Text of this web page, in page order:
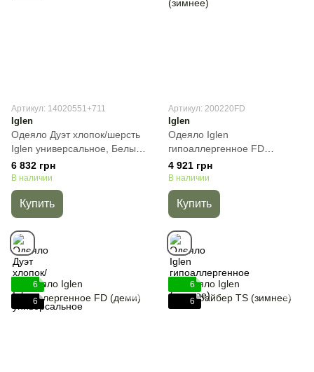
Артикул: 14020551+711
Iglen
Одеяло Дуэт хлопок/шерсть
Iglen универсальное, Белый,
Полуторный, 140х205 см,
1250 г
6 832 грн
В наличии
Купить
Артикул: 200220FD
Iglen
Одеяло Iglen
гипоаллергенное FD
(зимнее), Белый, Евро,
200х220 см, 1320 г
4 921 грн
В наличии
Купить
6
6
6
6